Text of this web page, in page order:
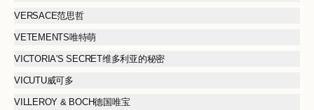
VERSACE范思哲
VETEMENTS唯特萌
VICTORIA'S SECRET维多利亚的秘密
VICUTU威可多
VILLEROY & BOCH德国唯宝